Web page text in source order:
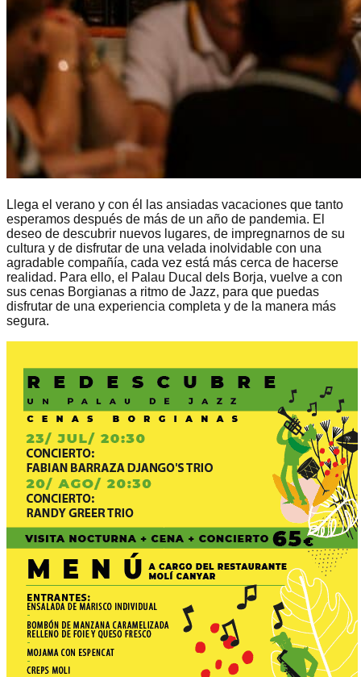
Llega el verano y con él las ansiadas vacaciones que tanto
esperamos después de más de un año de pandemia. El
deseo de descubrir nuevos lugares, de impregnarnos de su
cultura y de disfrutar de una velada inolvidable con una
agradable compañía, cada vez está más cerca de hacerse
realidad. Para ello, el Palau Ducal dels Borja, vuelve a con
sus cenas Borgianas a ritmo de Jazz, para que puedas
disfrutar de una experiencia completa y de la manera más
segura.